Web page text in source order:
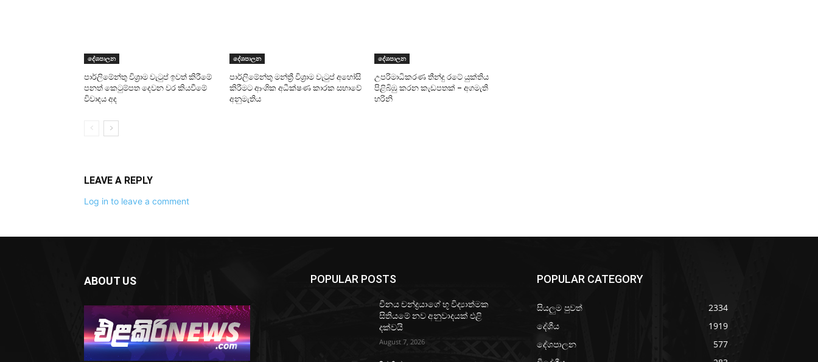
දේශපාලන
පාර්ලිමේන්තු විශ්‍රාම වැටුප් ඉවත් කිරීමේ
පනත් කෙටුම්පත දෙවන වර කියවීමේ
විවාදය අද
දේශපාලන
පාර්ලිමේන්තු මන්ත්‍රී විශ්‍රාම වැටුප් අහෝසි
කිරීමට ආංශික අධීක්ෂණ කාරක සභාවේ
අනුමැතිය
දේශපාලන
උපරිමාධිකරණ තීන්දු රටේ යුක්තිය
පිළිබිඹු කරන කැඩපතක් – අගමැති
හරිනි
LEAVE A REPLY
Log in to leave a comment
ABOUT US POPULAR POSTS
චීනය චන්ද්‍රයාගේ භූ විද්‍යාත්මක
සිතියමේ නව අනුවාදයක් එළි
දක්වයි
August 7, 2026
POPULAR CATEGORY
සියලුම පුවත්
2334
දේශීය
1919
දේශපාලන
577